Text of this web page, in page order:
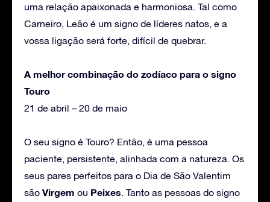
uma relação apaixonada e harmoniosa. Tal como
Carneiro, Leão é um signo de líderes natos, e a
vossa ligação será forte, difícil de quebrar.
A melhor combinação do zodíaco para o signo
Touro
21 de abril – 20 de maio
O seu signo é Touro? Então, é uma pessoa
paciente, persistente, alinhada com a natureza. Os
seus pares perfeitos para o Dia de São Valentim
são Virgem ou Peixes. Tanto as pessoas do signo